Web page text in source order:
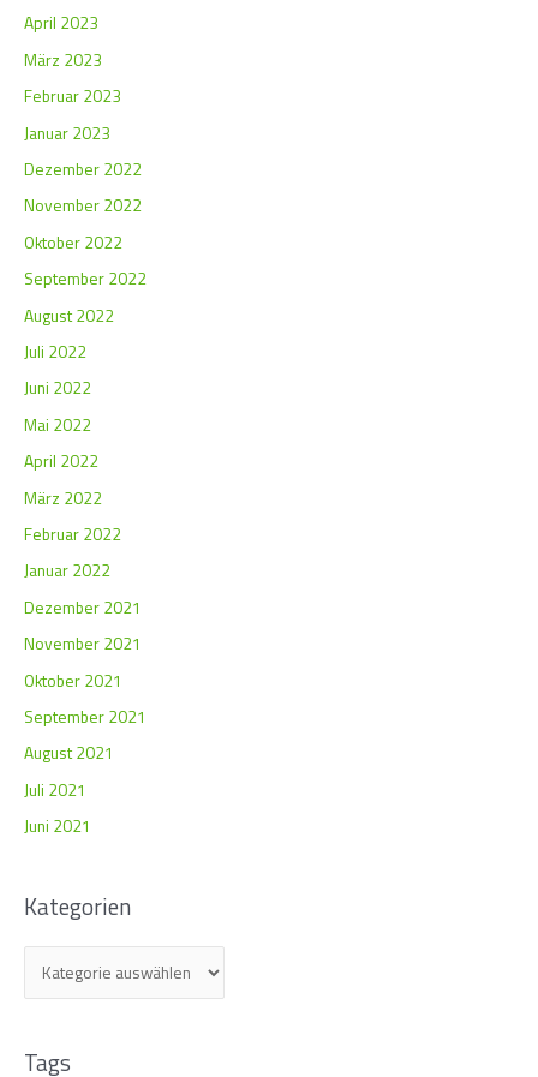
April 2023
März 2023
Februar 2023
Januar 2023
Dezember 2022
November 2022
Oktober 2022
September 2022
August 2022
Juli 2022
Juni 2022
Mai 2022
April 2022
März 2022
Februar 2022
Januar 2022
Dezember 2021
November 2021
Oktober 2021
September 2021
August 2021
Juli 2021
Juni 2021
Kategorien
Tags